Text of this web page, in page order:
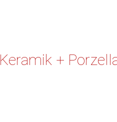
Keramik +